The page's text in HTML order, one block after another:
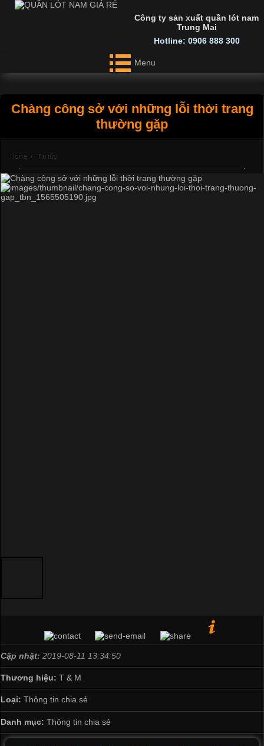
Công ty sản xuất quần lót nam
Trung Mai
Hotline: 0906 888 300
Menu
Chàng công sở với những lỗi thời trang
thường gặp
Home › Tin tức
Cập nhật: 2019-08-11 13:34:50
Thương hiệu: T & M
Loại: Thông tin chia sẻ
Danh mục: Thông tin chia sẻ